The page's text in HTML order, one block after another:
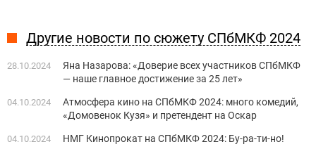
Другие новости по сюжету СПбМКФ 2024
28.10.2024
Яна Назарова: «Доверие всех участников СПбМКФ
— наше главное достижение за 25 лет»
04.10.2024
Атмосфера кино на СПбМКФ 2024: много комедий,
«Домовенок Кузя» и претендент на Оскар
04.10.2024 НМГ Кинопрокат на СПбМКФ 2024: Бу-ра-ти-но!